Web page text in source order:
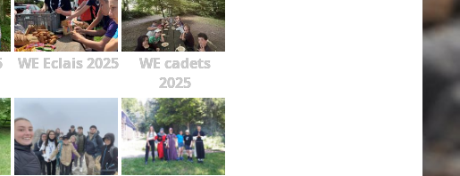
WE Eclais 2025
WE cadets
2025